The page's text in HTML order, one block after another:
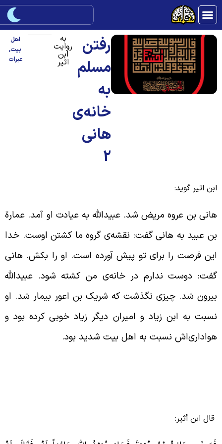
رفتن
مسلم
به
خانه‌ی
هانی
2
روایت
ابن
اثیر
اهل
بیت,
عبرات
اثیر گوید:
بن عروه مریض شد. عبیدالله به عیادت او آمد. عمارة
عبید به هانی گفت: نقشه‌ی گروه ما کشتن اوست. خدا
فرصت را برای تو پیش آورده است. او را بکش. هانی
دوست ندارم در خانه‌ی من کشته شود. عبیدالله
شد. چیزی نگذشت که شریک بن اعور بیمار شد. او
به ابن زیاد و امیران دیگر زیاد خوبی کرده بود و
نسبت به اهل بیت شدید بود.
ابن أثیر: